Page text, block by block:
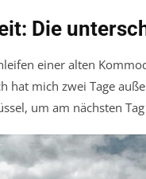
Die
einer alten
hat mich zwei Tage
um am nächsten